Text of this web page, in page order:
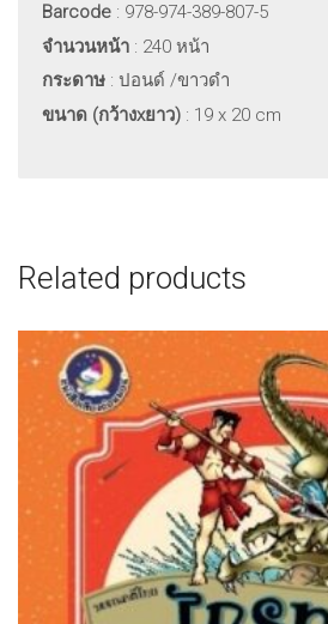
Barcode : 978-974-389-807-5
จำนวนหน้า : 240 หน้า
กระดาษ : ปอนด์ /ขาวดำ
ขนาด (กว้างxยาว) : 19 x 20 cm
Related products